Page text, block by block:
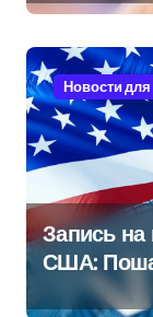
Новости
Запись на
США: